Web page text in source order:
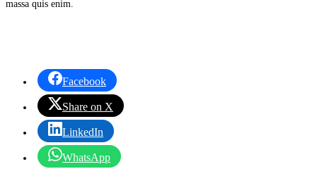
massa quis enim.
Facebook
Share on X
LinkedIn
WhatsApp